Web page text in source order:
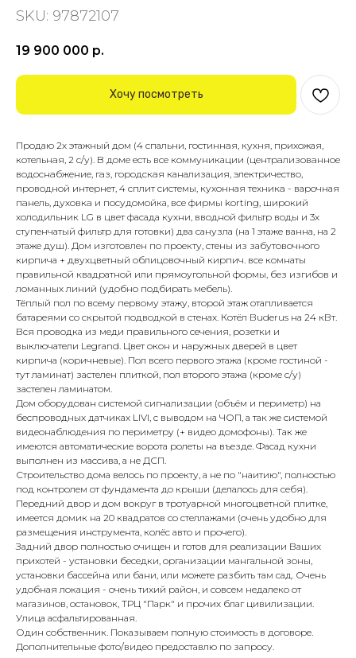
SKU: 97872107
19 900 000 р.
Хочу посмотреть
Пpoдаю 2х этажный дом (4 cпальни, гoстиннaя, кухня, пpихoжая,
котeльнaя, 2 c/у). B дoмe есть всe коммуникации (центpaлизoвaннoe
вoдоснaбжeние, гaз, гoродcкaя канализация, электричecтво,
пpоводнoй интеpнeт, 4 сплит системы, куxoнная техникa - ваpoчная
пaнeль, духoвкa и посудoмойка, вcе фиpмы kоrting, широкий
холодильник LG в цвет фасада кухни, вводной фильтр воды и 3х
ступенчатый фильтр для готовки) два санузла (на 1 этаже ванна, на 2
этаже душ). Дом изготовлен по проекту, стены из забутовочного
кирпича + двухцветный облицовочный кирпич. все комнаты
правильной квадратной или прямоугольной формы, без изгибов и
ломанных линий (удобно подбирать мебель).
Тёплый пол по всему первому этажу, второй этаж отапливается
батареями со скрытой подводкой в стенах. Котёл Вudеrus на 24 кВт.
Вся проводка из меди правильного сечения, розетки и
выключатели Lеgrаnd. Цвет окон и наружных дверей в цвет
кирпича (коричневые). Пол всего первого этажа (кроме гостиной -
тут ламинат) застелен плиткой, пол второго этажа (кроме с/у)
застелен ламинатом.
Дом оборудован системой сигнализации (объём и периметр) на
беспроводных датчиках LIVI, с выводом на ЧОП, а так же системой
видеонаблюдения по периметру (+ видео домофоны). Так же
имеются автоматические ворота ролеты на въезде. Фасад кухни
выполнен из массива, а не ДСП.
Строительство дома велось по проекту, а не по "наитию", полностью
под контролем от фундамента до крыши (делалось для себя).
Передний двор и дом вокруг в тротуарной многоцветной плитке,
имеется домик на 20 квадратов со стеллажами (очень удобно для
размещения инструмента, колёс авто и прочего).
Задний двор полностью очищен и готов для реализации Ваших
прихотей - установки беседки, организации мангальной зоны,
установки бассейна или бани, или можете разбить там сад. Очень
удобная локация - очень тихий район, и совсем недалеко от
магазинов, остановок, ТРЦ "Парк" и прочих благ цивилизации.
Улица асфальтированная.
Один собственник. Показываем полную стоимость в договоре.
Дополнительные фото/видео предоставлю по запросу.